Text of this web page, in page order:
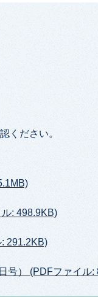
ください。
: 498.9KB)
291.2KB)
号） (PDFファイル: